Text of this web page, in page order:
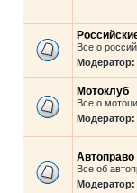
Все о
Модератор:
Мотоклуб
Все о
Модератор:
Автоправо
Все об
Модератор: